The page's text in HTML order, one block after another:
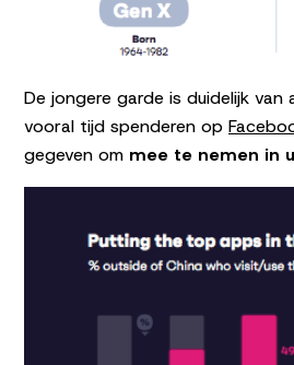
De jongere garde is duidelijk van
vooral tijd spenderen op
gegeven om mee te nemen in